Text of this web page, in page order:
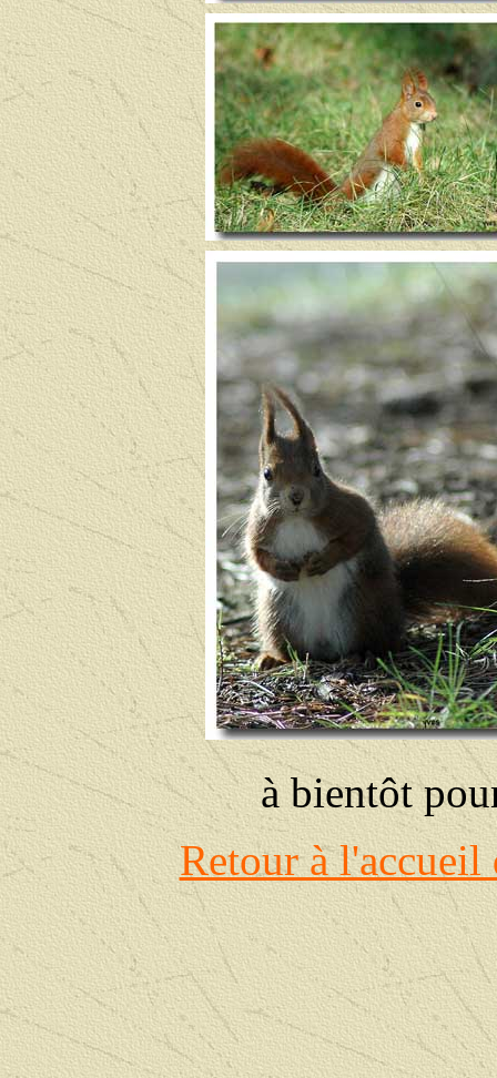
à bientôt
Retour à l'accueil